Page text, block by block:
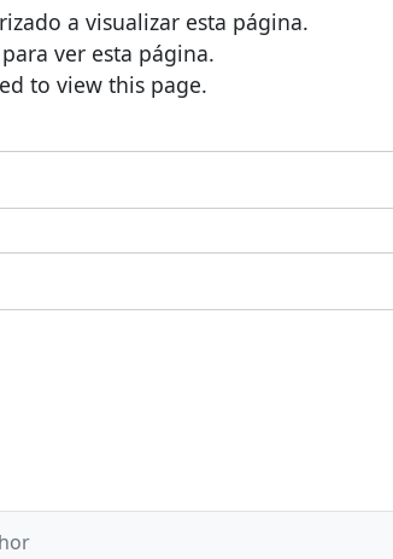
a visualizar esta página.
ver esta página.
to view this page.